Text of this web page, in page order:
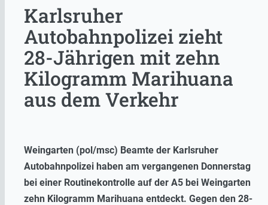
Karlsruher
Autobahnpolizei zieht
28-Jährigen mit zehn
Kilogramm Marihuana
aus dem Verkehr
Weingarten (pol/msc) Beamte der Karlsruher
Autobahnpolizei haben am vergangenen Donnerstag
bei einer Routinekontrolle auf der A5 bei Weingarten
zehn Kilogramm Marihuana entdeckt. Gegen den 28-